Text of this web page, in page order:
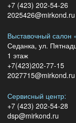
+7 (423) 202-54-26
2025426@mirkond.ru
Выставочный салон
Седанка, ул.
1 этаж
+7(423)202-77-15
2027715@mirkond.ru
Сервисный центр:
+7 (423) 202-54-28
dsp@mirkond.ru